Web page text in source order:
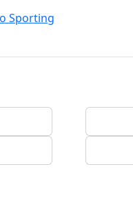
Sporting